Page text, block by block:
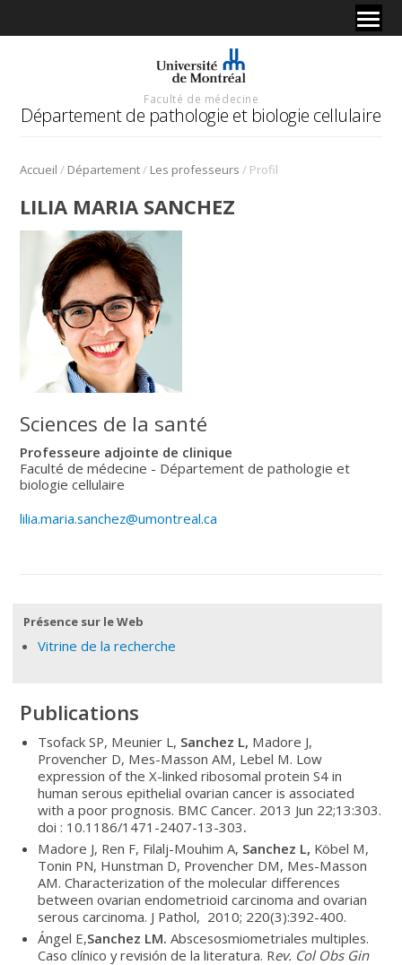
Faculté de médecine
Département de pathologie et biologie cellulaire
Accueil / Département/ Les professeurs / Profil
LILIA MARIA SANCHEZ
Sciences de la santé
Professeure adjointe de clinique
Faculté de médecine - Département de pathologie et
biologie cellulaire
lilia.maria.sanchez@umontreal.ca
Présence sur le Web
Vitrine de la recherche
Publications
Tsofack SP, Meunier L, Sanchez L, Madore J,
Provencher D, Mes-Masson AM, Lebel M. Low
expression of the X-linked ribosomal protein S4 in
human serous epithelial ovarian cancer is associated
with a poor prognosis. BMC Cancer. 2013 Jun 22;13:303.
doi : 10.1186/1471-2407-13-303.
Madore J, Ren F, Filalj-Mouhim A, Sanchez L, Köbel M,
Tonin PN, Hunstman D, Provencher DM, Mes-Masson
AM. Characterization of the molecular differences
between ovarian endometrioid carcinoma and ovarian
serous carcinoma. J Pathol, 2010; 220(3):392-400.
Ángel E,Sanchez LM. Abscesosmiometriales multiples.
Caso clínico y revisión de la literatura. Rev. ColObs Gin